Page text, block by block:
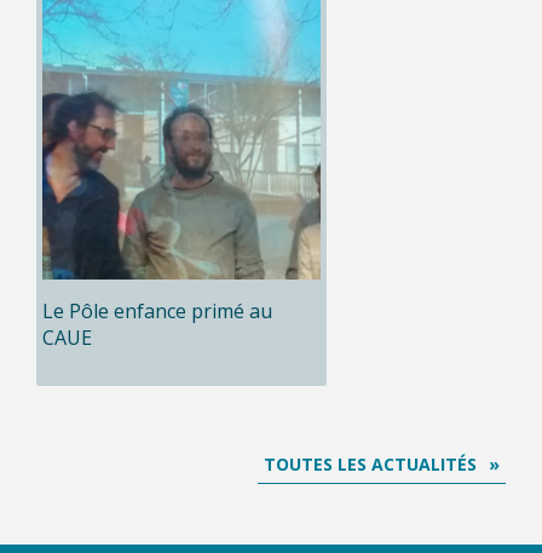
Le Pôle enfance primé au
CAUE
TOUTES LES ACTUALITÉS